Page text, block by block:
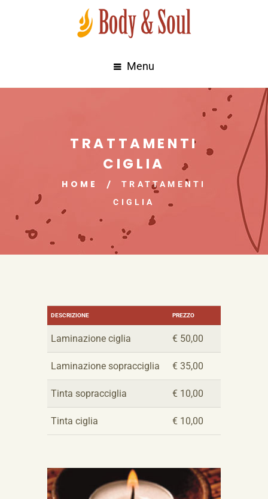
Menu
TRATTAMENTI
CIGLIA
HOME
TRATTAMENTI
CIGLIA
DESCRIZIONE PREZZO
Laminazione ciglia € 50,00
Laminazione sopracciglia € 35,00
Tinta sopracciglia € 10,00
Tinta ciglia € 10,00